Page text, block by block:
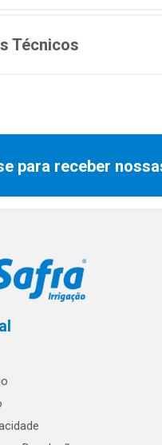
Técnicos
para receber